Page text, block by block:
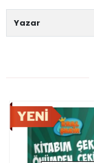
Yazar